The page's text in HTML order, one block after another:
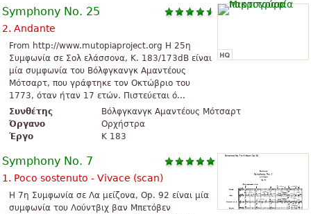
Symphony No. 25
2. Andante
From http://www.mutopiaproject.org Η 25η
Συμφωνία σε Σολ ελάσσονα, K. 183/173dB είναι
μία συμφωνία του Βόλφγκανγκ Αμαντέους
Μότσαρτ, που γράφτηκε τον Οκτώβριο του
1773, όταν ήταν 17 ετών. Πιστεύεται ό...
Συνθέτης
Βόλφγκανγκ Αμαντέους Μότσαρτ
Όργανο
Ορχήστρα
Έργο
K 183
Symphony No. 7
1. Poco sostenuto - Vivace (scan)
Η 7η Συμφωνία σε Λα μείζονα, Op. 92 είναι μία
συμφωνία του Λούντβιχ βαν Μπετόβεν